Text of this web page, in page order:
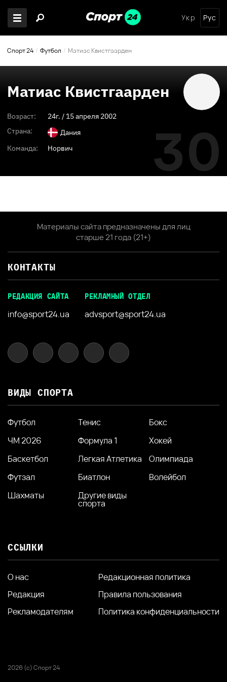
Укр Рус
Спорт 24 Футбол Матиас Квистгаарден
Матиас Квистгаарден
Возраст: 24г. / 15 апреля 2002
Страна:
Дания
Команда:
Норвич 30
Материалы сайта предназначены для лиц
старше 21 года (21+)
КОНТАКТЫ
РЕДАКЦИЯ САЙТА
info@sport24.ua
РЕКЛАМНЫЙ ОТДЕЛ
advsport@sport24.ua
ВИДЫ СПОРТА
Футбол Тенис
Бокс
ЧМ 2026
Формула 1
Хокей
Баскетбол
Легкая Атлетика
Олимпиада
Футзал
Биатлон
Волейбол
Шахматы
Другие виды
спорта
ССЫЛКИ
О нас
Редакция
Рекламодателям
Редакционная политика
Правила пользования
Политика конфиденциальности
2026 (с) Спорт 24